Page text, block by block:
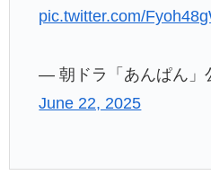
pic.twitter.com/
— 朝ドラ「あんぱん」
June 22, 2025